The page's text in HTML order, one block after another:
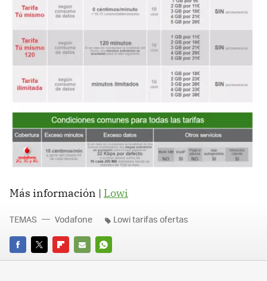
Más información | Lowi
FACEBOOK
TWITTERFLIPBOARD
E-
WHATSAPP
TEMAS Vodafone Lowi tarifas ofertas